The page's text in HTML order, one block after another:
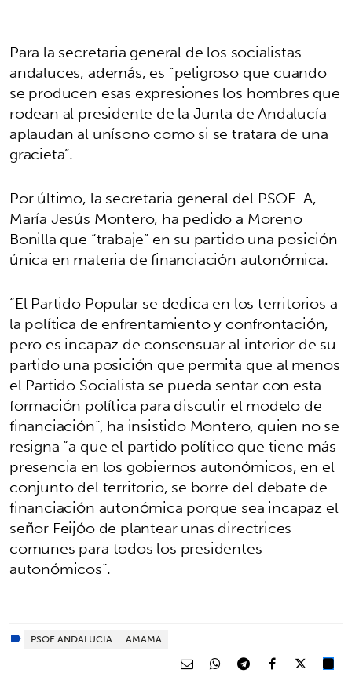
Para la secretaria general de los socialistas
andaluces, además, es “peligroso que cuando
se producen esas expresiones los hombres que
rodean al presidente de la Junta de Andalucía
aplaudan al unísono como si se tratara de una
gracieta”.
Por último, la secretaria general del PSOE-A,
María Jesús Montero, ha pedido a Moreno
Bonilla que “trabaje” en su partido una posición
única en materia de financiación autonómica.
“El Partido Popular se dedica en los territorios a
la política de enfrentamiento y confrontación,
pero es incapaz de consensuar al interior de su
partido una posición que permita que al menos
el Partido Socialista se pueda sentar con esta
formación política para discutir el modelo de
financiación”, ha insistido Montero, quien no se
resigna “a que el partido político que tiene más
presencia en los gobiernos autonómicos, en el
conjunto del territorio, se borre del debate de
financiación autonómica porque sea incapaz el
señor Feijóo de plantear unas directrices
comunes para todos los presidentes
autonómicos”.
PSOE ANDALUCIA AMAMA